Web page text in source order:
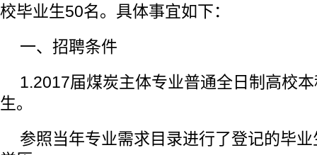
校毕业生50名。具体事宜如下：
一、招聘条件
1.2017届煤炭主体专业普通全日制高校
生。
参照当年专业需求目录进行了登记的毕